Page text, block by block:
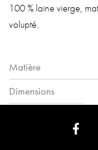
100 % laine vierge,
volupté.
Matière
Dimensions